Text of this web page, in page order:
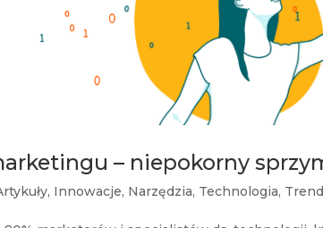
– niepokorny
, Innowacje, Narzędzia, Technologia,